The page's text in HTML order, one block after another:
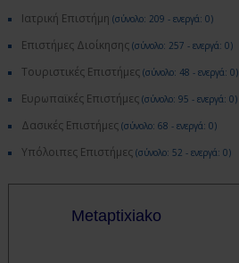
Ιατρική Επιστήμη (σύνολο: 209 - ενεργά: 0)
Επιστήμες Διοίκησης (σύνολο: 257 - ενεργά: 0)
Τουριστικές Επιστήμες (σύνολο: 48 - ενεργά: 0)
Ευρωπαϊκές Επιστήμες (σύνολο: 95 - ενεργά: 0)
Δασικές Επιστήμες (σύνολο: 68 - ενεργά: 0)
Υπόλοιπες Επιστήμες (σύνολο: 52 - ενεργά: 0)